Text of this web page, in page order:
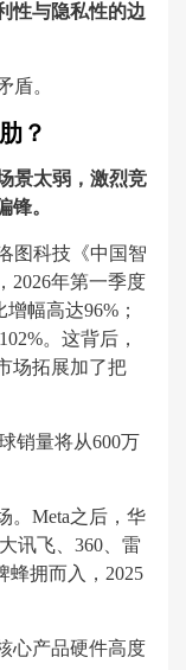
性与隐私性的边
盾。
？
景太弱，激烈竞
锋。
图科技《中国智
2026年第一季度
幅高达96%；
。这背后，
场拓展加了把
销量将从600万
。Meta之后，华
讯飞、360、雷
蜂拥而入，2025
心产品硬件高度